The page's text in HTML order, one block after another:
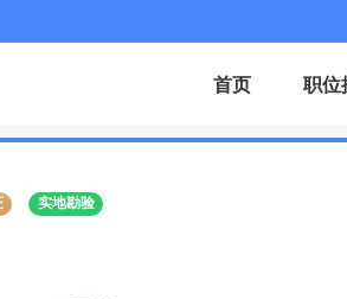
首页 职位
实地勘验